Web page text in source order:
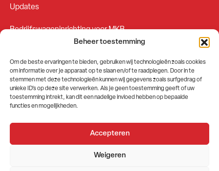
Beheer toestemming
Om de beste ervaringen te bieden, gebruiken wij technologieën zoals cookies
om informatie over je apparaat op te slaan en/of te raadplegen. Door in te
stemmen met deze technologieën kunnen wij gegevens zoals surfgedrag of
unieke ID's op deze site verwerken. Als je geen toestemming geeft of uw
toestemming intrekt, kan dit een nadelige invloed hebben op bepaalde
functies en mogelijkheden.
Accepteren
Weigeren
Updates
Bedrijfswageninrichting voor MKB
Bedrijfswageninrichting voor Fleetsales
SOCIALS